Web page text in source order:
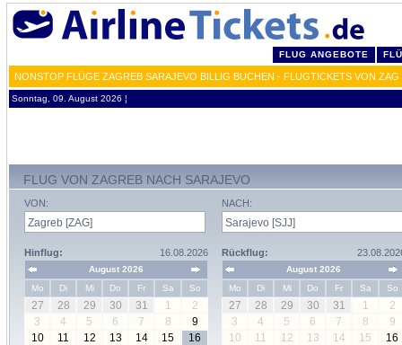
FLUG ANGEBOTE
NONSTOP FLÜGE ZAGREB SARAJEVO BILLIG BUCHEN - FLUGTICKETS VON
Sonntag, 09. August 2026 ¦
FLUG VON ZAGREB NACH SARAJEVO
VON:
Hinflug: 16.08.2026
August 2026
Mo
Di Mi Do Fr Sa So
27 28 29 30 31 1
2
3
4 5 6 7 8
9
10
11 12 13 14 15
16
NACH:
Rückflug:
August 2026
Mo
Di Mi Do Fr Sa So
27 28 29 30 31 1
2
3
4 5 6 7 8
9
10
11 12 13 14 15
16